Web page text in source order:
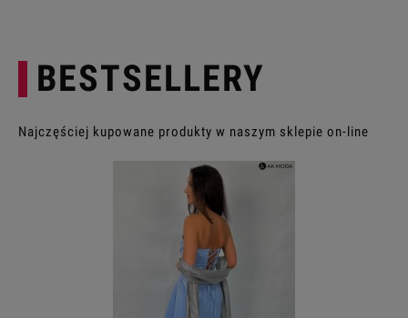
BESTSELLERY
Najczęściej kupowane produkty w naszym sklepie on-line